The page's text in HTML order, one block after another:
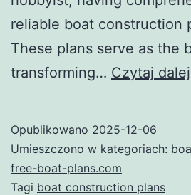
reliable boat construction
These plans serve as the
transforming… Czytaj dalej
Opublikowano 2025-12-06
Umieszczono w kategoriach:
free-boat-plans.com
Tagi boat construction plans